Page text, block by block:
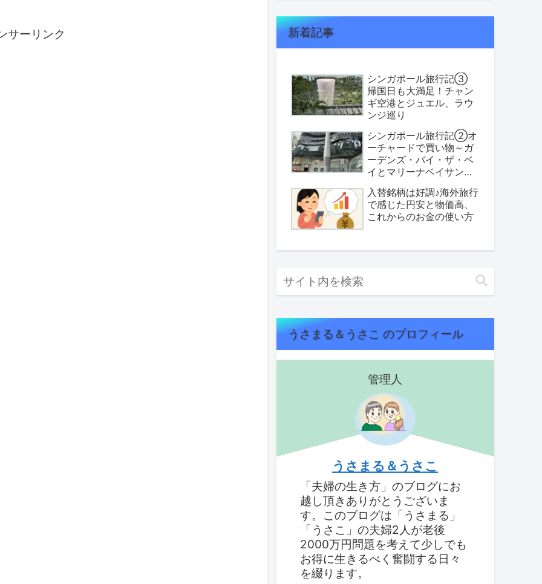
サーリンク 新着記事
シンガポール旅行記③
帰国日も大満足！チャン
ギ空港とジュエル、ラウ
ンジ巡り
シンガポール旅行記②オ
ーチャードで買い物～ガ
ーデンズ・バイ・ザ・ベ
イとマリーナベイサンズ
入替銘柄は好調♪海外旅行
で感じた円安と物価高、
これからのお金の使い方
うさまる＆うさこ のプロフィール
管理人
うさまる＆うさこ
「夫婦の生き方」のブログにお
越し頂きありがとうございま
す。このブログは「うさまる」
「うさこ」の夫婦2人が老後
2000万円問題を考えて少しでも
お得に生きるべく奮闘する日々
を綴ります。